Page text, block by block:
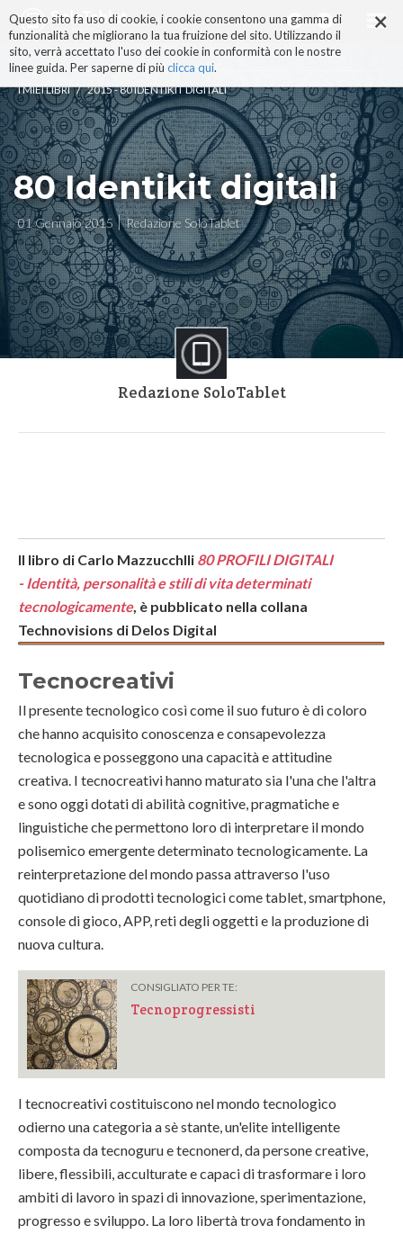
×
Questo sito fa uso di cookie, i cookie consentono una gamma di
funzionalità che migliorano la tua fruizione del sito. Utilizzando il
sito, verrà accettato l'uso dei cookie in conformità con le nostre
linee guida. Per saperne di più clicca qui.
ai
contenuti.
|
alla
navigazione
I MIEI LIBRI / 2015 - 80 IDENTIKIT DIGITALI
80 Identikit digitali
01 Gennaio 2015 Redazione SoloTablet
Redazione SoloTablet
Il libro di Carlo Mazzucchlli 80 PROFILI DIGITALI
- Identità, personalità e stili di vita determinati
tecnologicamente, è pubblicato nella collana
Technovisions di Delos Digital
Tecnocreativi
Il presente tecnologico così come il suo futuro è di coloro
che hanno acquisito conoscenza e consapevolezza
tecnologica e posseggono una capacità e attitudine
creativa. I tecnocreativi hanno maturato sia l'una che l'altra
e sono oggi dotati di abilità cognitive, pragmatiche e
linguistiche che permettono loro di interpretare il mondo
polisemico emergente determinato tecnologicamente. La
reinterpretazione del mondo passa attraverso l'uso
quotidiano di prodotti tecnologici come tablet, smartphone,
console di gioco, APP, reti degli oggetti e la produzione di
nuova cultura.
CONSIGLIATO PER TE:
Tecnoprogressisti
I tecnocreativi costituiscono nel mondo tecnologico
odierno una categoria a sè stante, un'elite intelligente
composta da tecnoguru e tecnonerd, da persone creative,
libere, flessibili, acculturate e capaci di trasformare i loro
ambiti di lavoro in spazi di innovazione, sperimentazione,
progresso e sviluppo. La loro libertà trova fondamento in